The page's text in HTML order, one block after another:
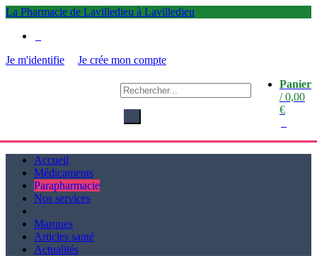
La Pharmacie de Lavilledieu à Lavilledieu
Je m'identifie
Je crée mon compte
Panier
/0,00
€
Accueil
Médicaments
Parapharmacie
Nos services
Marques
Articles santé
Actualités